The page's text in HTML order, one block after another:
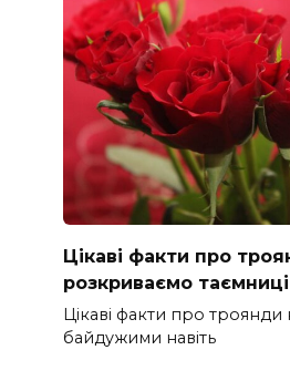
Цікаві факти про
розкриваємо таємниці
Цікаві факти про троянди
байдужими навіть